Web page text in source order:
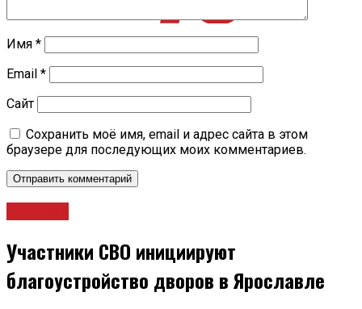
Имя *
Email *
Сайт
Сохранить моё имя, email и адрес сайта в этом
браузере для последующих моих комментариев.
Участники СВО инициируют
благоустройство дворов в Ярославле